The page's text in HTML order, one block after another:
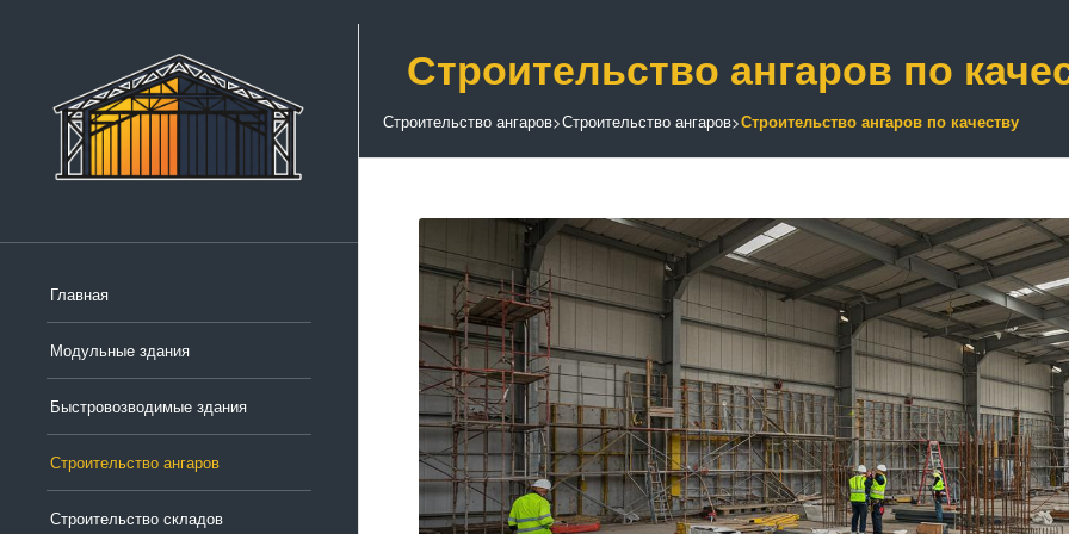
Главная
Модульные здания
Быстровозводимые здания
Строительство ангаров
Строительство складов
Строительство ангаров по
Строительство ангаров>Строительство ангаров>Строительство ангаров по качеству